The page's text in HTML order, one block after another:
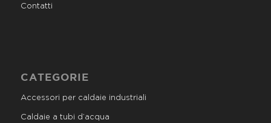
Contatti
CATEGORIE
Accessori per caldaie industriali
Caldaie a tubi d’acqua